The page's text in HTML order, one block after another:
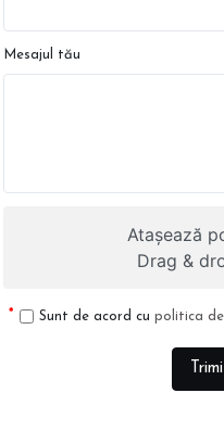
Mesajul tău
Atașează
Drag &
Sunt de acord cu politica